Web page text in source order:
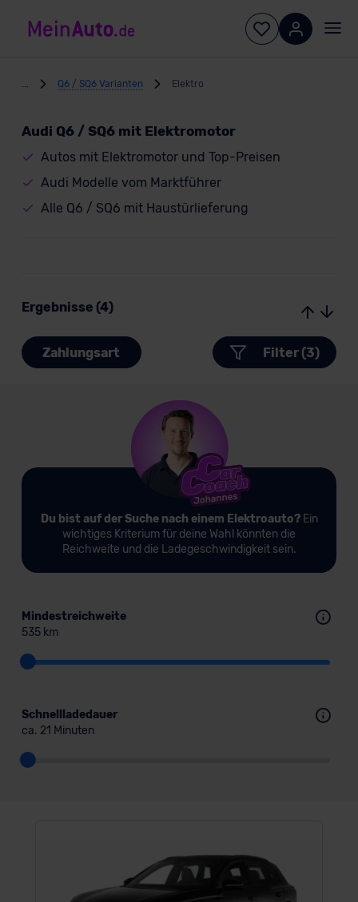
Q6 / SQ6 Varianten Elektro
Audi Q6 / SQ6 mit Elektromotor
Autos mit Elektromotor und Top-Preisen
Audi Modelle vom Marktführer
Alle Q6 / SQ6 mit Haustürlieferung
Ergebnisse (4)
Zahlungsart Filter (3)
Mindestreichweite
535 km
Schnellladedauer
ca. 21 Minuten
Du bist auf der Suche nach einem Elektroauto?Ein
wichtiges Kriterium für deine Wahl könnten die
Reichweite und die Ladegeschwindigkeit sein.